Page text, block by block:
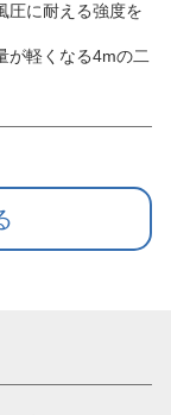
圧に耐える強度を
が軽くなる4mの二